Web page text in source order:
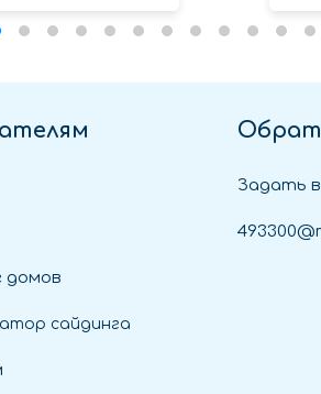
домов
сайдинга
Задать